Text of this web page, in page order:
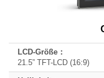
Auflösung
21.5” TFT-LCD (16:9)